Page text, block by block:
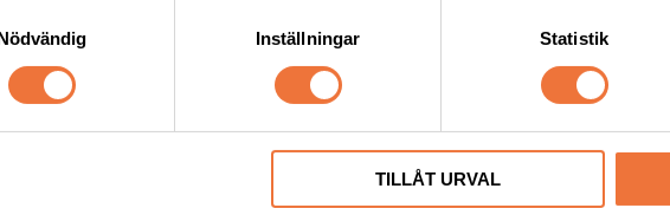
Inställningar Statistik
TILLÅT URVAL
4Dogs Belöningsgodis Lamm ca 100 g
Torkat hundgodis utan tillsatser, ursprung EU
49kr
4Dogs Belöningsgodis
Torkat hundgodis utan
49kr